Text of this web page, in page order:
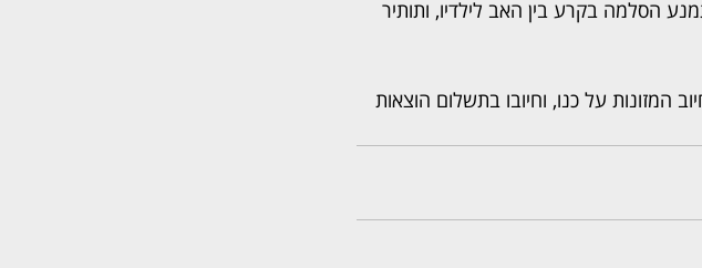
הסלמה בקרע בין האב לילדיו, ותותיר
על כנו, וחיובו בתשלום הוצאות